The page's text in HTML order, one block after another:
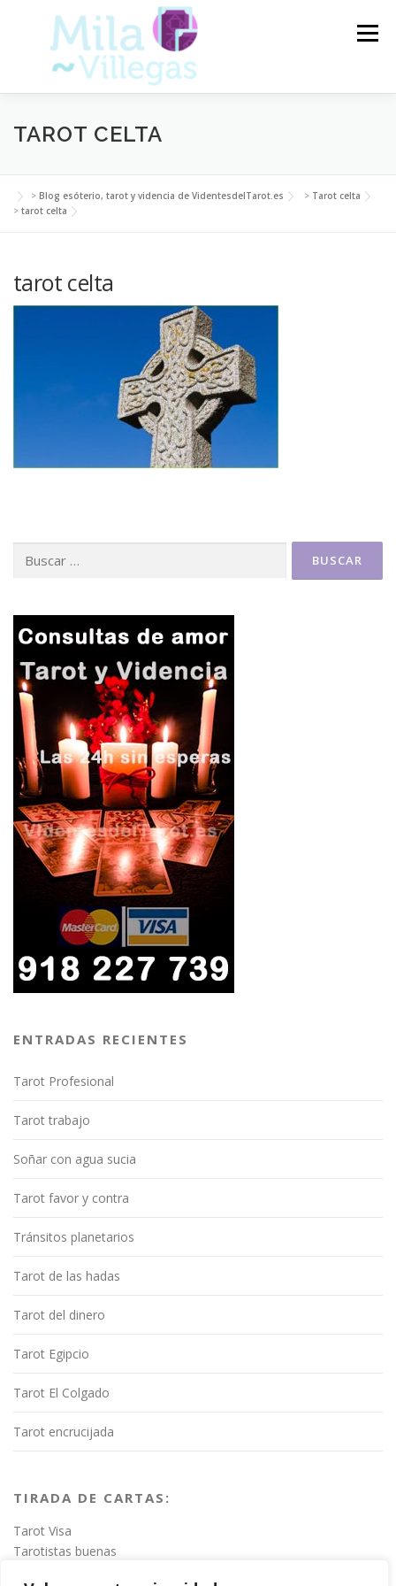
contenido
Menú
VIDENTES DEL TAROT
CARTAS DEL TAROT VIDENCIA ARTÍCULOS
TAROT CELTA
> Blog esóterio, tarot y videncia de VidentesdelTarot.es > Tarot celta
> tarot celta
tarot celta
ENTRADAS RECIENTES
Tarot Profesional
Tarot trabajo
Soñar con agua sucia
Tarot favor y contra
Tránsitos planetarios
Tarot de las hadas
Tarot del dinero
Tarot Egipcio
Tarot El Colgado
Tarot encrucijada
TIRADA DE CARTAS:
Tarot Visa
Tarotistas buenas